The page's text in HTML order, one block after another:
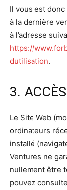
Il vous est
à la dernière
à l’adresse
https://
dutilisation.
3. ACCÈS
Le Site Web
ordinateurs
installé
Ventures ne
nullement être
pouvez